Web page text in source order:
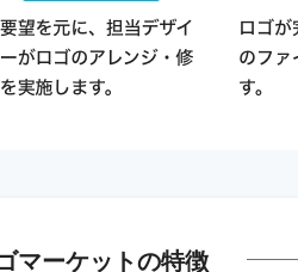
マーケットの特徴